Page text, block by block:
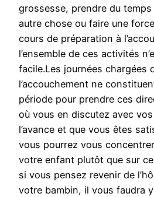
grossesse, prendre du
autre chose ou faire une
cours de préparation à
l’ensemble de ces activités
facile.Les journées chargées
l’accouchement ne
période pour prendre ces
où vous en discutez avec
l’avance et que vous êtes
vous pourrez vous
votre enfant plutôt que sur
si vous pensez revenir de
votre bambin, il vous faudra